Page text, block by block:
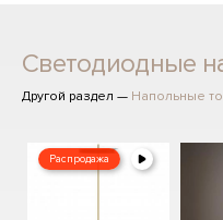
Светодиодные
Другой раздел — Напольные
Распродажа